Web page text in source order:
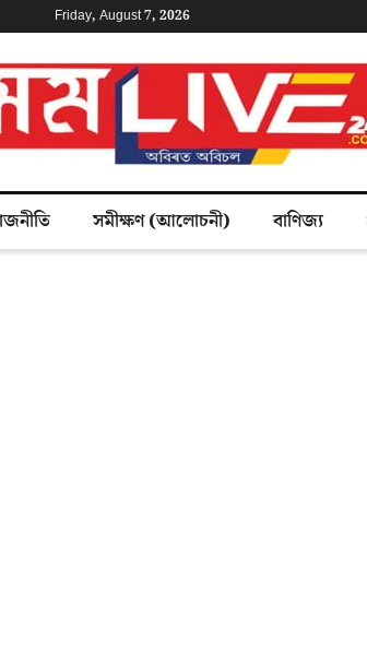
Friday, August 7, 2026
সমীক্ষণ (আলোচনী) বাণিজ্য